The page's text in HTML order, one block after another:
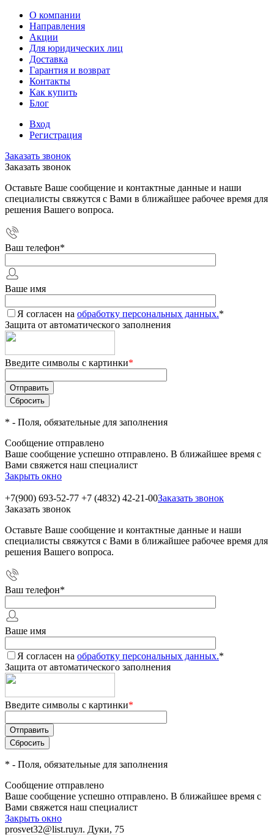
О компании
Направления
Акции
Для юридических лиц
Доставка
Гарантия и возврат
Контакты
Как купить
Блог
Вход
Регистрация
Заказать звонок
Заказать звонок
Оставьте Ваше сообщение и контактные данные и наши
специалисты свяжутся с Вами в ближайшее рабочее время для
решения Вашего вопроса.
Ваш телефон*
Ваше имя
Я согласен на обработку персональных данных.*
Защита от автоматического заполнения
Введите символы с картинки*
* - Поля, обязательные для заполнения
Сообщение отправлено
Ваше сообщение успешно отправлено. В ближайшее время с
Вами свяжется наш специалист
Закрыть окно
+7(900) 693-52-77 +7 (4832) 42-21-00Заказать звонок
Заказать звонок
Оставьте Ваше сообщение и контактные данные и наши
специалисты свяжутся с Вами в ближайшее рабочее время для
решения Вашего вопроса.
Ваш телефон*
Ваше имя
Я согласен на обработку персональных данных.*
Защита от автоматического заполнения
Введите символы с картинки*
* - Поля, обязательные для заполнения
Сообщение отправлено
Ваше сообщение успешно отправлено. В ближайшее время с
Вами свяжется наш специалист
Закрыть окно
prosvet32@list.ruул. Дуки, 75